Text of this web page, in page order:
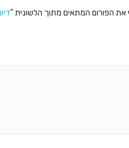
את הפורום המתאים מתוך הלשונית "